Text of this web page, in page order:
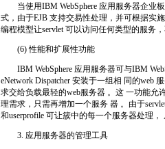
当使用IBM WebSphere 应用服务器企业板
式，由于EJB 支持交易性处理，并可根据实
编程模型让servlet 可以访问任何类型的服务
(6) 性能和扩展性功能
IBM WebSphere 应用服务器可与IBM
eNetwork Dispatcher 安装于一组相 同的web
求交给负载最轻的web服务器 。这 一功能允
理需求，只需再增加一个服务 器 。由于
和userprofile 可让簇中的每一个服务器处理，
3. 应用服务器的管理工具